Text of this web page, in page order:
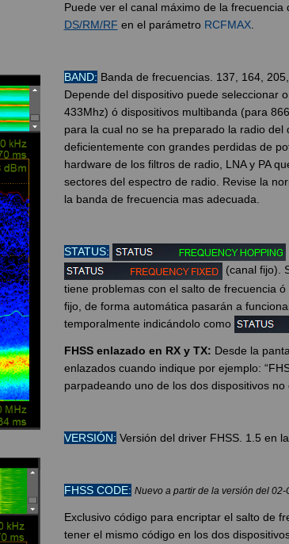
Puede ver el canal máximo de la
DS/RM/RF en el parámetro RCFMAX.
BAND: Banda de frecuencias. 137, 164,
Depende del dispositivo puede seleccionar
433Mhz) ó dispositivos multibanda (para
para la cual no se ha preparado la radio
deficientemente con grandes perdidas de
hardware de los filtros de radio, LNA y PA
sectores del espectro de radio. Revise la
la banda de frecuencia mas adecuada.
STATUS:
(canal fijo).
tiene problemas con el salto de frecuencia
fijo, de forma automática pasarán a
temporalmente indicándolo como
FHSS enlazado en RX y TX: Desde la
enlazados cuando indique por ejemplo:
parpadeando uno de los dos dispositivos no
VERSIÓN: Versión del driver FHSS. 1.5 en
FHSS CODE: Nuevo a partir de la versión del 02-
Exclusivo código para encriptar el salto de
tener el mismo código en los dos